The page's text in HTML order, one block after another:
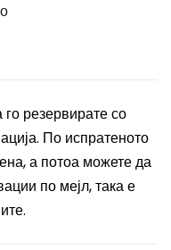
резервирате со
По испратеното
а потоа можете да
по мејл, така е